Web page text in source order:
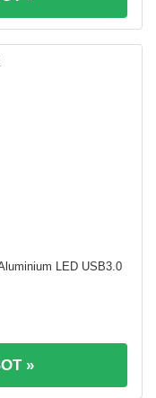
LED USB3.0
»